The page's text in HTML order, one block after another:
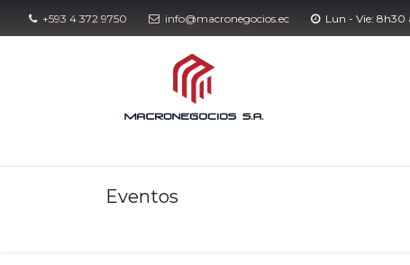
+593 4 372 9750 info@macronegocios.ec​​ Lun - Vie: 8h30
Eventos